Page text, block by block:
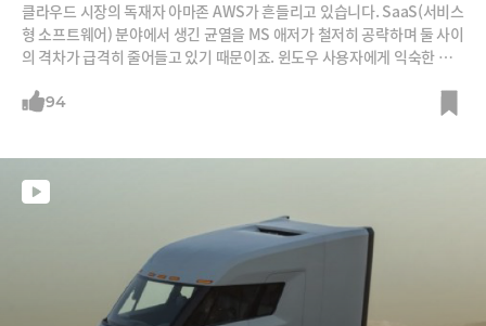
클라우드 시장의 독재자 아마존 AWS가 흔들리고 있습니다. SaaS(서비스
형 소프트웨어) 분야에서 생긴 균열을 MS 애저가 철저히 공략하며 둘 사이
의 격차가 급격히 줄어들고 있기 때문이죠. 윈도우 사용자에게 익숙한 파
aS(서비스형 소프트웨어) 분야가 MS의 무기입니다. SaaS를 필두로 MS
94